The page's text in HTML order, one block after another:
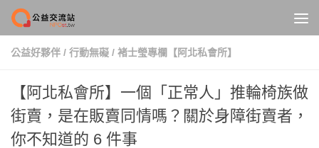
Skip to content
公益好夥伴 / 行動無礙 / 褚士瑩專欄【阿北私會所】
【阿北私會所】一個「正常人」推輪椅族做
街賣，是在販賣同情嗎？關於身障街賣者，
你不知道的 6 件事